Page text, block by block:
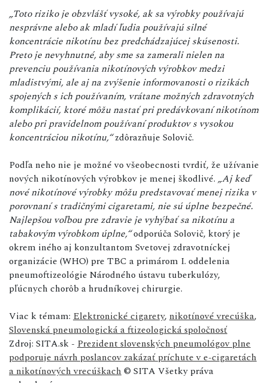
„Toto riziko je obzvlášť vysoké, ak sa výrobky používajú
nesprávne alebo ak mladí ľudia používajú silné
koncentrácie nikotínu bez predchádzajúcej skúsenosti.
Preto je nevyhnutné, aby sme sa zamerali nielen na
prevenciu používania nikotínových výrobkov medzi
mladistvými, ale aj na zvýšenie informovanosti o rizikách
spojených s ich používaním, vrátane možných zdravotných
komplikácií, ktoré môžu nastať pri predávkovaní nikotínom
alebo pri pravidelnom používaní produktov s vysokou
koncentráciou nikotínu,“zdôrazňuje Solovič.
Podľa neho nie je možné vo všeobecnosti tvrdiť, že užívanie
nových nikotínových výrobkov je menej škodlivé. „Aj keď
nové nikotínové výrobky môžu predstavovať menej rizika v
porovnaní s tradičnými cigaretami, nie sú úplne bezpečné.
Najlepšou voľbou pre zdravie je vyhýbať sa nikotínu a
tabakovým výrobkom úplne,“odporúča Solovič, ktorý je
okrem iného aj konzultantom Svetovej zdravotníckej
organizácie (WHO) pre TBC a primárom I. oddelenia
pneumoftizeológie Národného ústavu tuberkulózy,
pľúcnych chorôb a hrudníkovej chirurgie.
Viac k témam: Elektronické cigarety, nikotínové vrecúška,
Slovenská pneumologická a ftizeologická spoločnosť
Zdroj: SITA.sk - Prezident slovenských pneumológov plne
podporuje návrh poslancov zakázať príchute v e-cigaretách
a nikotínových vrecúškach © SITA Všetky práva